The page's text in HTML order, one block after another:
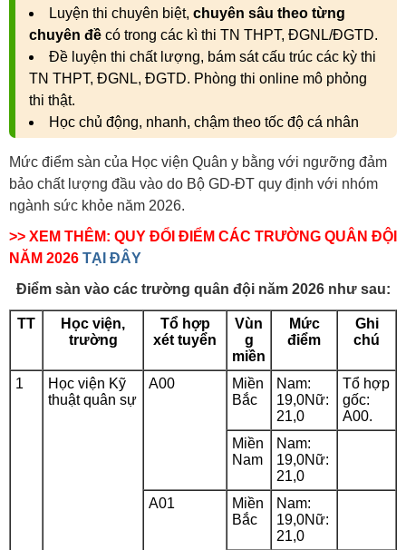
Luyện thi chuyên biệt, chuyên sâu theo từng
chuyên đề có trong các kì thi TN THPT, ĐGNL/ĐGTD.
Đề luyện thi chất lượng, bám sát cấu trúc các kỳ thi
TN THPT, ĐGNL, ĐGTD. Phòng thi online mô phỏng
thi thật.
Học chủ động, nhanh, chậm theo tốc độ cá nhân
Mức điểm sàn của Học viện Quân y bằng với ngưỡng đảm
bảo chất lượng đầu vào do Bộ GD-ĐT quy định với nhóm
ngành sức khỏe năm 2026.
>> XEM THÊM: QUY ĐỔI ĐIỂM CÁC TRƯỜNG QUÂN ĐỘI
NĂM 2026 TẠI ĐÂY
Điểm sàn vào các trường quân đội năm 2026 như sau:
TT
Học viện,
trường
Tổ hợp
xét tuyển
Vùn
g
miền
Mức
điểm
Ghi
chú
1
Học viện Kỹ
thuật quân sự
A00
Miền
Bắc
Nam:
19,0Nữ:
21,0
Tổ hợp
gốc:
A00.
Miền
Nam
Nam:
19,0Nữ:
21,0
A01
Miền
Bắc
Nam:
19,0Nữ:
21,0